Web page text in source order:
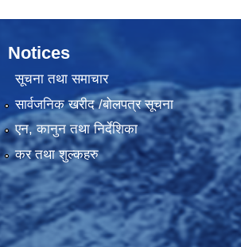
Notices
सूचना तथा समाचार
सार्वजनिक खरीद /बोलपत्र सूचना
एन, कानुन तथा निर्देशिका
कर तथा शुल्कहरु